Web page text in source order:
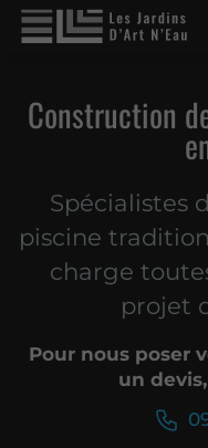
Construction
Spécialistes
piscine
charge
projet
Pour nous poser
un